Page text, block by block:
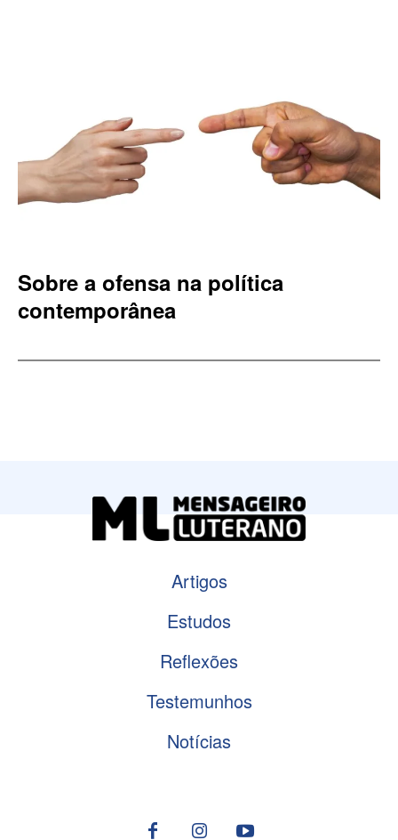
Sobre a ofensa na política
contemporânea
Artigos
Estudos
Reflexões
Testemunhos
Notícias